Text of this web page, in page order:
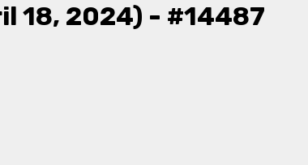
18, 2024) - #14487